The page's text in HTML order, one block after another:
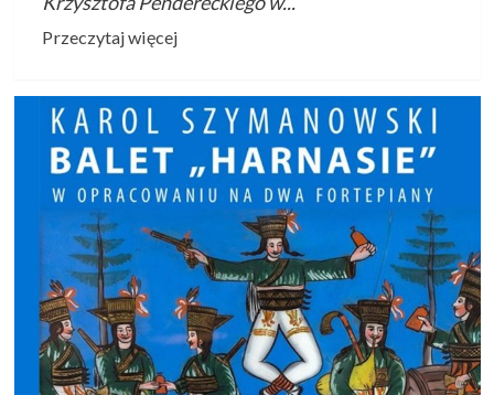
Przeczytaj więcejPrzeczytaj
o
Skarby
Ignacego
Łukasiewicza
w
przestrzeni
cyfrowej